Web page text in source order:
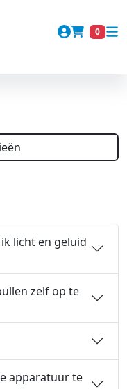
Account
0
licht en geluid
zelf op te
apparatuur te